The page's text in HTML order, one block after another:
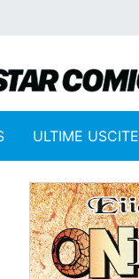
ULTIME USCITE